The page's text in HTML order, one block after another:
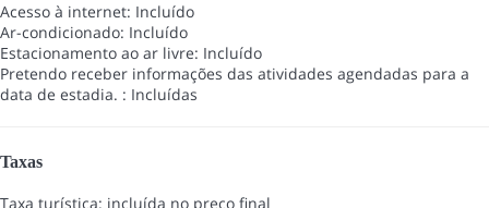
Acesso à internet: Incluído
Ar-condicionado: Incluído
Estacionamento ao ar livre: Incluído
Pretendo receber informações das atividades agendadas para a
data de estadia. : Incluídas
Taxas
Taxa turística: incluída no preço final